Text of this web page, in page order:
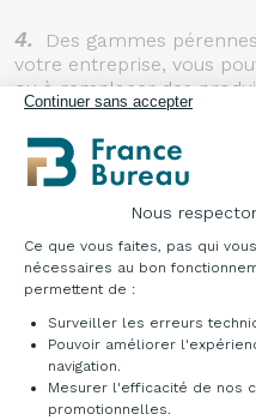
Continuer sans accepter
Nous
Plateforme de
Ce que vous faites, pas qui
nécessaires au bon
permettent de :
Surveiller les erreurs
Pouvoir améliorer
navigation.
Mesurer l'efficacité de nos
promotionnelles.
4.
Des gammes
votre entreprise, vous
ou à remplacer des
suite au premier achat
DES MOBILIERS
NOMS